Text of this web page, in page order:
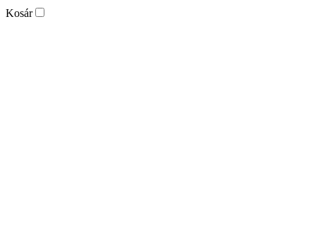
Kosár